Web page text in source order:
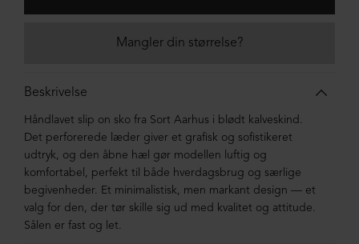
Mangler din størrelse?
Beskrivelse
Håndlavet slip on sko fra Sort Aarhus i blødt kalveskind.
Det perforerede læder giver et grafisk og sofistikeret
udtryk, og den åbne hæl gør modellen luftig og
komfortabel, perfekt til både hverdagsbrug og særlige
begivenheder. Et minimalistisk, men markant design — et
valg for den, der tør skille sig ud med kvalitet og attitude.
Sålen er fast og let.